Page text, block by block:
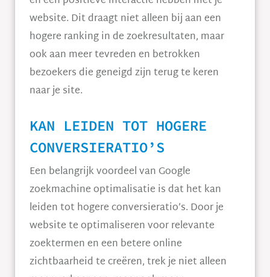
website. Dit draagt niet alleen bij aan een
hogere ranking in de zoekresultaten, maar
ook aan meer tevreden en betrokken
bezoekers die geneigd zijn terug te keren
naar je site.
KAN LEIDEN TOT HOGERE
CONVERSIERATIO’S
Een belangrijk voordeel van Google
zoekmachine optimalisatie is dat het kan
leiden tot hogere conversieratio’s. Door je
website te optimaliseren voor relevante
zoektermen en een betere online
zichtbaarheid te creëren, trek je niet alleen